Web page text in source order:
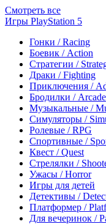
Смотреть все
Игры PlayStation 5
Гонки / Racing
Боевик / Action
Стратегии /
Драки / Fighting
Приключения /
Бродилки / Arcade
Музыкальные /
Симуляторы /
Ролевые / RPG
Спортивные /
Квест / Quest
Стрелялки /
Ужасы / Horror
Игры для детей
Детективы /
Платформер /
Для вечеринок /